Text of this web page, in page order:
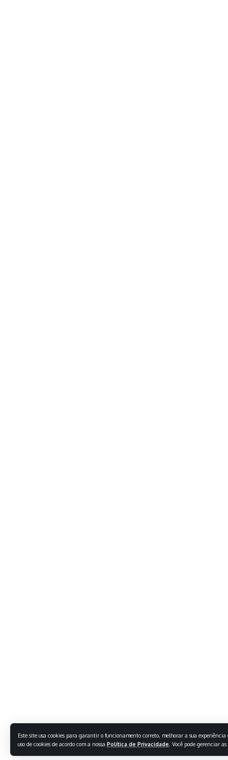
Este site usa cookies para garantir o funcionamento correto, melhorar a sua
uso de cookies de acordo com a nossa Política de Privacidade . Você pode gerenciar